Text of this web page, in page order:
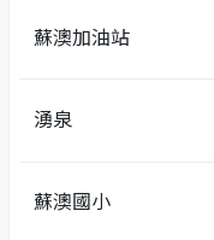
蘇澳加油站
湧泉
蘇澳國小